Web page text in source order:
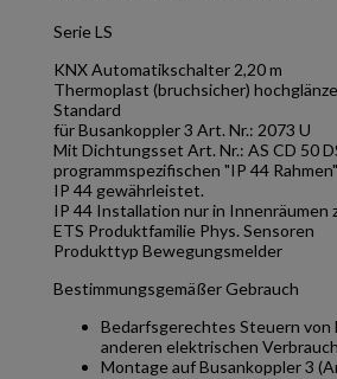
Serie LS
KNX Automatikschalter 2,20 m
Thermoplast (bruchsicher)
Standard
für Busankoppler 3 Art. Nr.: 2073 U
Mit Dichtungsset Art. Nr.: AS CD 50
programmspezifischen "IP 44
IP 44 gewährleistet.
IP 44 Installation nur in Innenräumen
ETS Produktfamilie Phys. Sensoren
Produkttyp Bewegungsmelder
Bestimmungsgemäßer Gebrauch
Bedarfsgerechtes Steuern von
anderen elektrischen
Montage auf Busankoppler 3